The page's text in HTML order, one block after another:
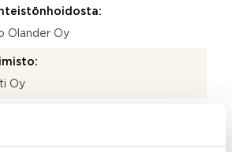
Olander Oy
Oy